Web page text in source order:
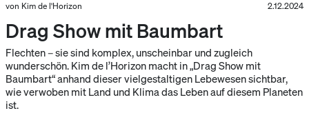
von Kim de l'Horizon 2.12.2024
Drag Show mit Baumbart
Flechten – sie sind komplex, unscheinbar und zugleich
wunderschön. Kim de l’Horizon macht in „Drag Show mit
Baumbart“ anhand dieser vielgestaltigen Lebewesen sichtbar,
wie verwoben mit Land und Klima das Leben auf diesem Planeten
ist.